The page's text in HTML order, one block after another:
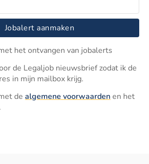
Jobalert aanmaken
het ontvangen van jobalerts
de Legaljob nieuwsbrief zodat ik de
in mijn mailbox krijg.
dealgemene voorwaardenen het
.